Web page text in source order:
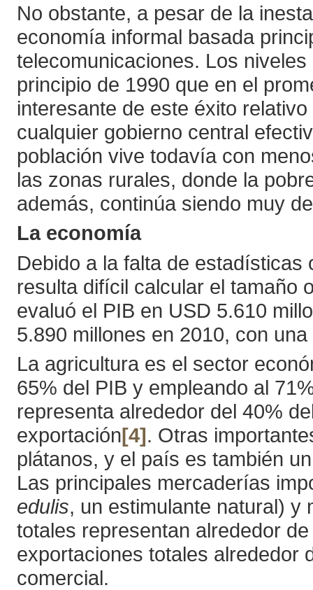
No obstante, a pesar de la
economía informal basada
telecomunicaciones. Los
principio de 1990 que en el
interesante de este éxito
cualquier gobierno central
población vive todavía con
las zonas rurales, donde la
además, continúa siendo muy
La economía
Debido a la falta de
resulta difícil calcular el tamaño
evaluó el PIB en USD 5.610
5.890 millones en 2010, con
La agricultura es el sector
65% del PIB y empleando al
representa alrededor del 40%
exportación[4]. Otras
plátanos, y el país es también
Las principales mercaderías
edulis, un estimulante natural)
totales representan alrededor
exportaciones totales alrededor
comercial.